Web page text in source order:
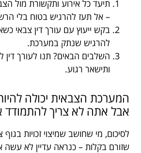
תיעד כל אירוע ותקשורת מול
– אל תעז להרגיש בטוח בלי
בקש ייעוץ עם עורך דין צבאי
להרגיש שנתק במערכת.
השלבים הבאים? תנו לעורך
ותישאר רגוע.
המערכת הצבאית יכולה
אבל אתה לא צריך להתמודד
לסיכום, מי שחושב שמיצוי זכויות
שזורם בקלות – כנראה עדיין לא